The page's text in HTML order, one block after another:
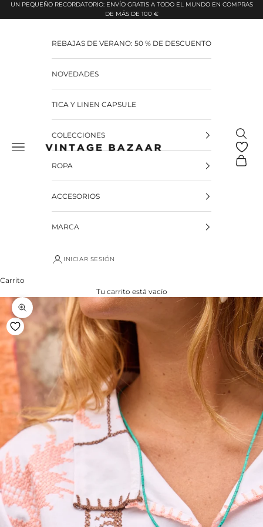
Pular para o conteúdo
UN PEQUEÑO RECORDATORIO: ENVÍO GRATIS A TODO EL MUNDO EN COMPRAS
DE MÁS DE 100 €
Vintage Bazaar
REBAJAS DE VERANO: 50 % DE DESCUENTO
NOVEDADES
TICA Y LINEN CAPSULE
COLECCIONES
ROPA
ACCESORIOS
MARCA
INICIAR SESIÓN
Carrito
Tu carrito está vacío
Zoom na imagem